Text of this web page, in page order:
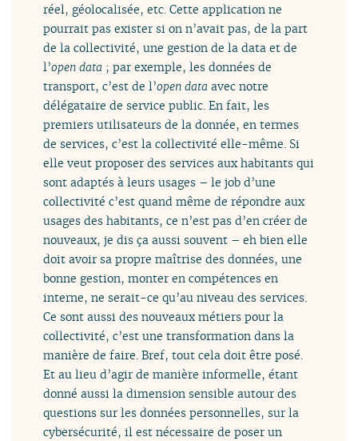
réel, géolocalisée, etc. Cette application ne
pourrait pas exister si on n’avait pas, de la part
de la collectivité, une gestion de la data et de
l’open data ; par exemple, les données de
transport, c’est de l’open data avec notre
délégataire de service public. En fait, les
premiers utilisateurs de la donnée, en termes
de services, c’est la collectivité elle-même. Si
elle veut proposer des services aux habitants qui
sont adaptés à leurs usages – le job d’une
collectivité c’est quand même de répondre aux
usages des habitants, ce n’est pas d’en créer de
nouveaux, je dis ça aussi souvent – eh bien elle
doit avoir sa propre maîtrise des données, une
bonne gestion, monter en compétences en
interne, ne serait-ce qu’au niveau des services.
Ce sont aussi des nouveaux métiers pour la
collectivité, c’est une transformation dans la
manière de faire. Bref, tout cela doit être posé.
Et au lieu d’agir de manière informelle, étant
donné aussi la dimension sensible autour des
questions sur les données personnelles, sur la
cybersécurité, il est nécessaire de poser un